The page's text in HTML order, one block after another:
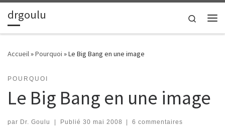
Passer au contenu
drgoulu
Search
Accueil»Pourquoi »Le Big Bang en une image
POURQUOI
Le Big Bang en une image
par Dr. Goulu | Publié 30 mai 2008 | 6 commentaires